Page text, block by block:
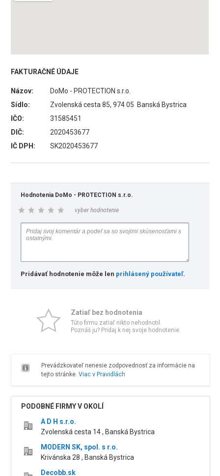
FAKTURAČNÉ ÚDAJE
Názov:
DoMo - PROTECTION s.r.o.
Sídlo:
Zvolenská cesta 85, 974 05 Banská Bystrica
IČO:
31585451
DIČ:
2020453677
IČ DPH:
SK2020453677
Hodnotenia DoMo - PROTECTION s.r.o.
vyber hodnotenie
Pridávať hodnotenie môže len prihlásený používateľ.
Zatiaľ bez hodnotenia
Túto firmu zatiaľ nikto nehodnotil.
Poznáš ju? Pridaj k nej svoje hodnotenie.
Prevádzkovateľ nenesie zodpovednosť za informácie na
tejto stránke. Viac v Pravidlách
PODOBNÉ FIRMY V OKOLÍ
A D H s.r.o.
Zvolenská cesta 14 , Banská Bystrica
MODERN SK, spol. s r.o.
Krivánska 28 , Banská Bystrica
Decobb.sk